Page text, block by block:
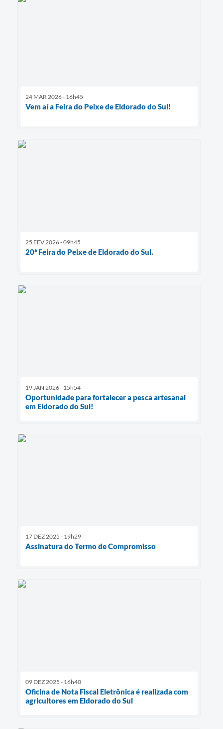
24 MAR 2026 - 16h45
Vem aí a Feira do Peixe de Eldorado do Sul!
25 FEV 2026 - 09h45
20ª Feira do Peixe de Eldorado do Sul.
19 JAN 2026 - 15h54
Oportunidade para fortalecer a pesca artesanal
em Eldorado do Sul!
17 DEZ 2025 - 19h29
Assinatura do Termo de Compromisso
09 DEZ 2025 - 16h40
Oficina de Nota Fiscal Eletrônica é realizada com
agricultores em Eldorado do Sul